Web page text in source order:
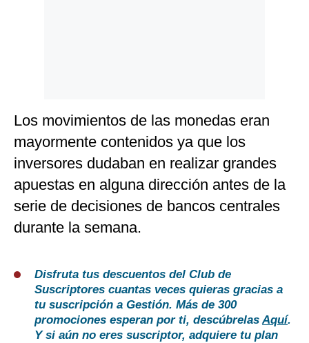
Los movimientos de las monedas eran
mayormente contenidos ya que los
inversores dudaban en realizar grandes
apuestas en alguna dirección antes de la
serie de decisiones de bancos centrales
durante la semana.
Disfruta tus descuentos del Club de
Suscriptores cuantas veces quieras gracias a
tu suscripción a Gestión. Más de 300
promociones esperan por ti, descúbrelasAquí.
Y si aún no eres suscriptor, adquiere tu plan